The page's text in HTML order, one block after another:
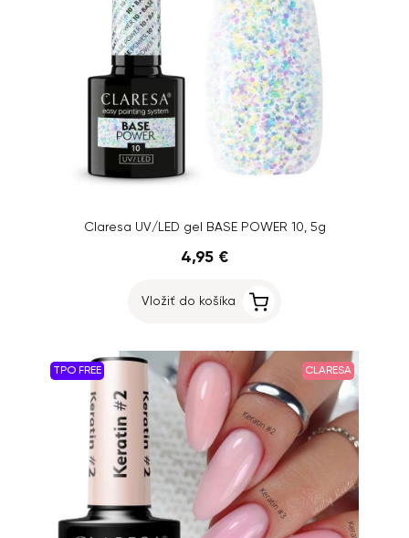
Claresa UV/LED gel BASE POWER 10, 5g
4,95 €
Vložiť do košíka
TPO FREE CLARESA